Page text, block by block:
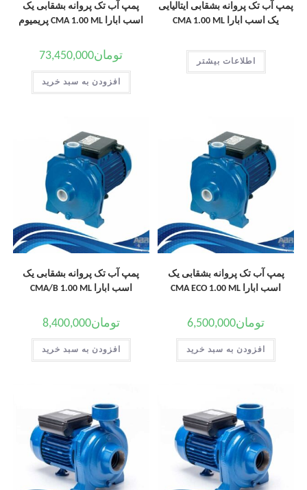
پمپ آب تک پروانه بشقابی ایتالیایی
یک اسب ابارا CMA 1.00 ML
اطلاعات بیشتر
پمپ آب تک پروانه بشقابی یک
اسب ابارا CMA 1.00 ML پریمیوم
تومان73,450,000
افزودن به سبد خرید
پمپ آب تک پروانه بشقابی یک
اسب ابارا CMA ECO 1.00 ML
تومان6,500,000
افزودن به سبد خرید
پمپ آب تک پروانه بشقابی یک
اسب ابارا CMA/B 1.00 ML
تومان8,400,000
افزودن به سبد خرید